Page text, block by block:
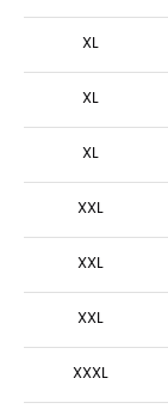
XL
XL
XL
XXL
XXL
XXL
XXXL